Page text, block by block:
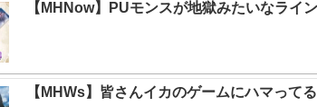
【MHNow】PUモンスが地獄みたいなライ
【MHWs】皆さんイカのゲームにハマって